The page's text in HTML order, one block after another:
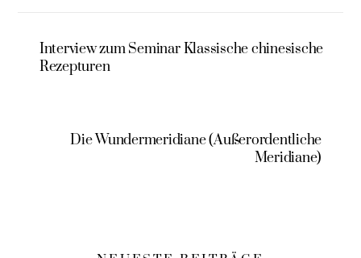
Interview zum Seminar Klassische chinesische
Rezepturen
Die Wundermeridiane (Außerordentliche
Meridiane)